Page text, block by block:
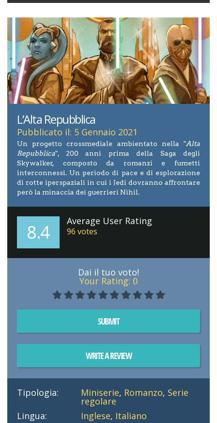
L’Alta Repubblica
Pubblicato il: 5 Gennaio 2021
Un progetto crossmediale ambientato nella "Alta
Repubblica", 200 anni prima della Saga degli
Skywalker, composto da romanzi e fumetti
interconnessi. Un periodo di pace e di esplorazione
di rotte iperspaziali in cui i Jedi dovranno affrontare
però la minaccia dei guerrieri Nihil.
8.4 Average User Rating
96 votes
Dai il tuo voto!
Your Rating: 0
SUBMIT
WRITE A REVIEW
Tipologia: Miniserie, Romanzo, Serie
regolare
Lingua:
Inglese, Italiano